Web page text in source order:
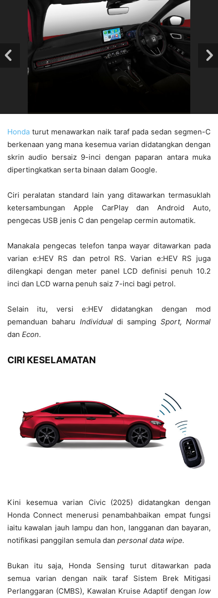
Honda turut menawarkan naik taraf pada sedan segmen-C
berkenaan yang mana kesemua varian didatangkan dengan
skrin audio bersaiz 9-inci dengan paparan antara muka
dipertingkatkan serta binaan dalam Google.
Ciri peralatan standard lain yang ditawarkan termasuklah
ketersambungan Apple CarPlay dan Android Auto,
pengecas USB jenis C dan pengelap cermin automatik.
Manakala pengecas telefon tanpa wayar ditawarkan pada
varian e:HEV RS dan petrol RS. Varian e:HEV RS juga
dilengkapi dengan meter panel LCD definisi penuh 10.2
inci dan LCD warna penuh saiz 7-inci bagi petrol.
Selain itu, versi e:HEV didatangkan dengan mod
pemanduan baharu Individualdi samping Sport, Normal
dan Econ.
CIRI KESELAMATAN
Kini kesemua varian Civic (2025) didatangkan dengan
Honda Connect menerusi penambahbaikan empat fungsi
iaitu kawalan jauh lampu dan hon, langganan dan bayaran,
notifikasi panggilan semula dan personal data wipe.
Bukan itu saja, Honda Sensing turut ditawarkan pada
semua varian dengan naik taraf Sistem Brek Mitigasi
Perlanggaran (CMBS), Kawalan Kruise Adaptif dengan low